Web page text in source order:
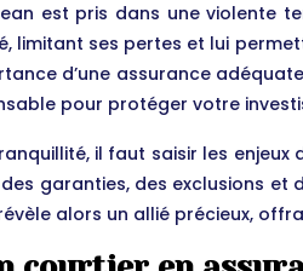
est pris dans une violente
limitant ses pertes et lui
d’une assurance
pour protéger votre
il faut saisir les
garanties, des exclusions
alors un allié précieux,